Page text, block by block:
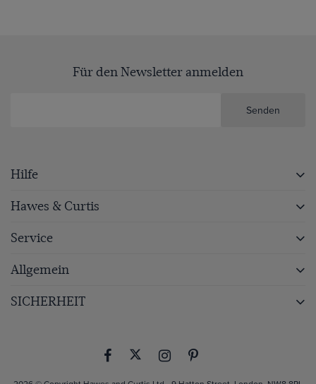
Für den Newsletter anmelden
Senden
Hilfe
Hawes & Curtis
Service
Allgemein
SICHERHEIT